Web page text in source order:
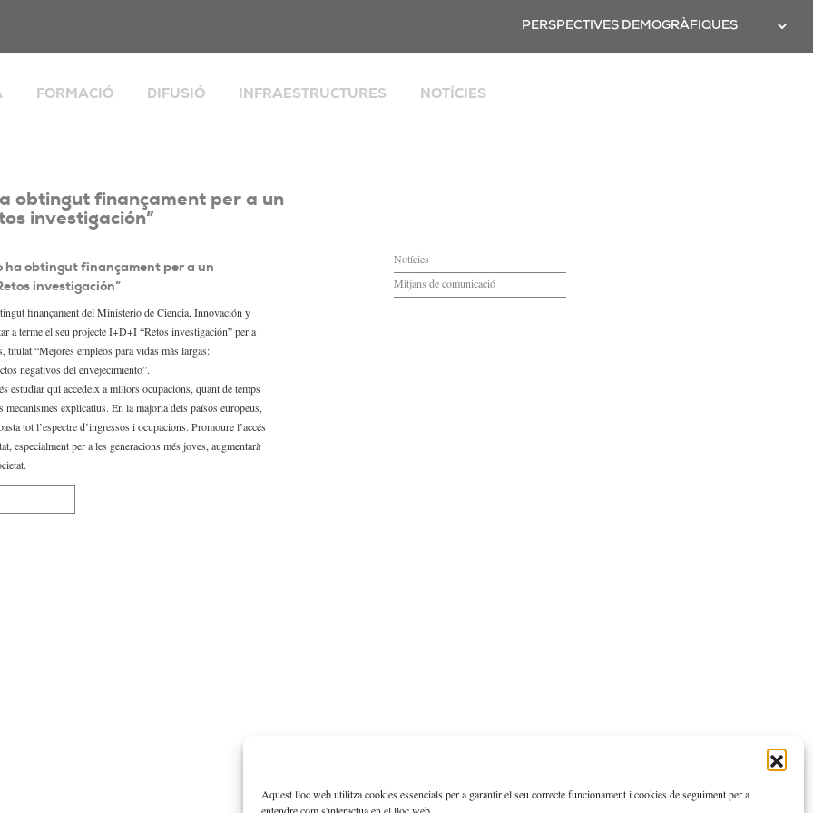
Aquest lloc web utilitza cookies essencials per a garantir el seu correcte funcionament i cookies de seguiment per a
TwitterPERSPECTIVES DEMOGRÀFIQUES
migracions
FORMACIÓ DIFUSIÓ
Seminaris, trobades i activitats
La Catalunya dels 8 milions
INFRAESTRUCTURES
Banc de Dades de Catalunya
Espais de formació
NOTÍCIES
obtingut finançament per a un
investigación”
Notícies
Mitjans de comunicació
ha obtingut finançament per a un
investigación”
finançament del Ministerio de Ciencia, Innovación y
a terme el seu projecte I+D+I “Retos investigación” per a
titulat “Mejores empleos para vidas más largas:
negativos del envejecimiento”.
estudiar qui accedeix a millors ocupacions, quant de temps
mecanismes explicatius. En la majoria dels països europeus,
tot l’espectre d’ingressos i ocupacions. Promoure l’accés
especialment per a les generacions més joves, augmentarà